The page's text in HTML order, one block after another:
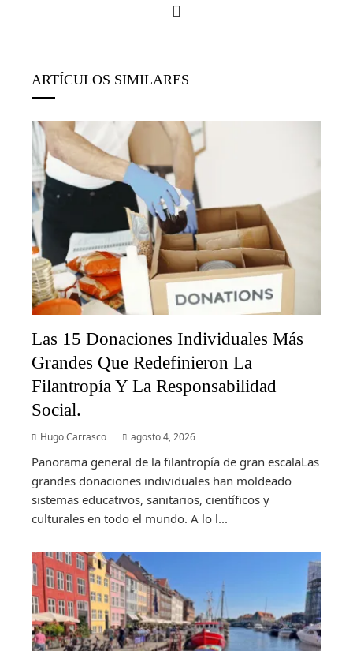
ARTÍCULOS SIMILARES
Las 15 Donaciones Individuales Más
Grandes Que Redefinieron La
Filantropía Y La Responsabilidad
Social.
Hugo Carrasco agosto 4, 2026
Panorama general de la filantropía de gran escalaLas
grandes donaciones individuales han moldeado
sistemas educativos, sanitarios, científicos y
culturales en todo el mundo. A lo l...